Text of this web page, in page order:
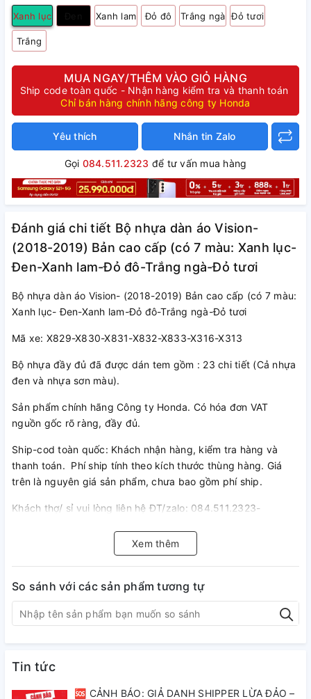
Xanh lục Xanh lam Đỏ đô Trắng ngà Đỏ tươi
Trắng
MUA NGAY/THÊM VÀO GIỎ HÀNG
Ship code toàn quốc - Nhận hàng kiểm tra và thanh toán
Chỉ bán hàng chính hãng công ty Honda
Yêu thích Nhắn tin Zalo
Gọi 084.511.2323 để tư vấn mua hàng
Đánh giá chi tiết Bộ nhựa dàn áo Vision-
(2018-2019) Bản cao cấp (có 7 màu: Xanh lục-
Đen-Xanh lam-Đỏ đô-Trắng ngà-Đỏ tươi
Bộ nhựa dàn áo Vision- (2018-2019) Bản cao cấp (có 7 màu:
Xanh lục- Đen-Xanh lam-Đỏ đô-Trắng ngà-Đỏ tươi
Mã xe: X829-X830-X831-X832-X833-X316-X313
Bộ nhựa đầy đủ đã được dán tem gồm : 23 chi tiết (Cả nhựa
đen và nhựa sơn màu).
Sản phẩm chính hãng Công ty Honda. Có hóa đơn VAT
nguồn gốc rõ ràng, đầy đủ.
Ship-cod toàn quốc: Khách nhận hàng, kiểm tra hàng và
thanh toán. Phí ship tính theo kích thước thùng hàng. Giá
trên là nguyên giá sản phẩm, chưa bao gồm phí ship.
Khách thợ/ sỉ vui lòng liên hệ ĐT/zalo: 084.511.2323-
Xem thêm
So sánh với các sản phẩm tương tự
Tin tức
🆘 CẢNH BÁO: GIẢ DANH SHIPPER LỪA ĐẢO –